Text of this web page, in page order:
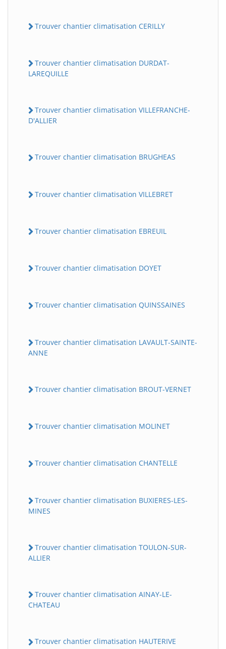
Trouver chantier climatisation CERILLY
Trouver chantier climatisation DURDAT-
LAREQUILLE
Trouver chantier climatisation VILLEFRANCHE-
D'ALLIER
Trouver chantier climatisation BRUGHEAS
Trouver chantier climatisation VILLEBRET
Trouver chantier climatisation EBREUIL
Trouver chantier climatisation DOYET
Trouver chantier climatisation QUINSSAINES
Trouver chantier climatisation LAVAULT-SAINTE-
ANNE
Trouver chantier climatisation BROUT-VERNET
Trouver chantier climatisation MOLINET
Trouver chantier climatisation CHANTELLE
Trouver chantier climatisation BUXIERES-LES-
MINES
Trouver chantier climatisation TOULON-SUR-
ALLIER
Trouver chantier climatisation AINAY-LE-
CHATEAU
Trouver chantier climatisation HAUTERIVE